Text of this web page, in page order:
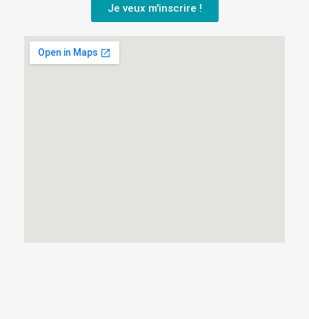
Je veux m'inscrire !